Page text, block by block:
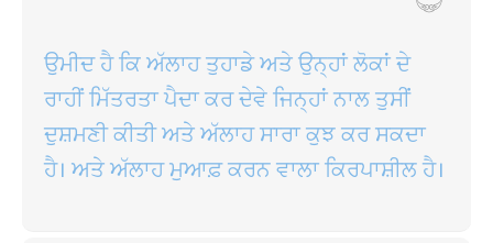
ਉਮੀਦ ਹੈ ਕਿ ਅੱਲਾਹ ਤੁਹਾਡੇ ਅਤੇ ਉਨ੍ਹਾਂ ਲੋਕਾਂ ਦੇ
ਰਾਹੀਂ ਮਿੱਤਰਤਾ ਪੈਦਾ ਕਰ ਦੇਵੇ ਜਿਨ੍ਹਾਂ ਨਾਲ ਤੁਸੀਂ
ਦੁਸ਼ਮਣੀ ਕੀਤੀ ਅਤੇ ਅੱਲਾਹ ਸਾਰਾ ਕੁਝ ਕਰ ਸਕਦਾ
ਹੈ। ਅਤੇ ਅੱਲਾਹ ਮੁਆਫ਼ ਕਰਨ ਵਾਲਾ ਕਿਰਪਾਸ਼ੀਲ ਹੈ।